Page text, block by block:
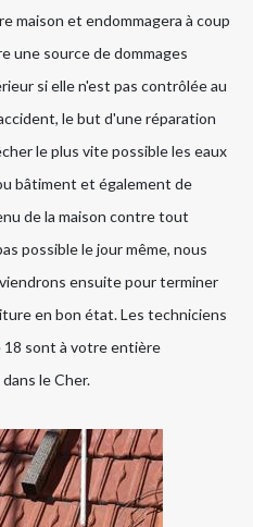
maison et endommagera à coup
une source de dommages
si elle n'est pas contrôlée au
le but d'une réparation
le plus vite possible les eaux
bâtiment et également de
de la maison contre tout
possible le jour même, nous
ensuite pour terminer
en bon état. Les techniciens
18 sont à votre entière
le Cher.